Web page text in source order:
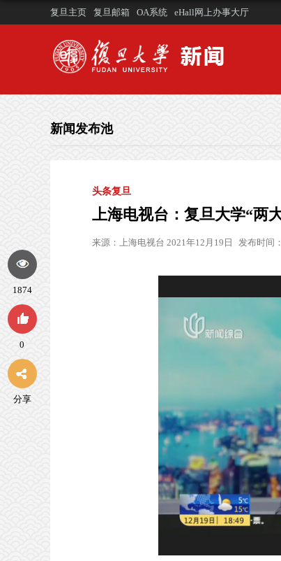
复旦主页 复旦邮箱 OA系统 eHall网上办事大厅
新闻发布池
头条复旦
上海电视台：复旦大学“两
来源： 上海电视台 2021年12月19日 发布时间
1874
0
分享